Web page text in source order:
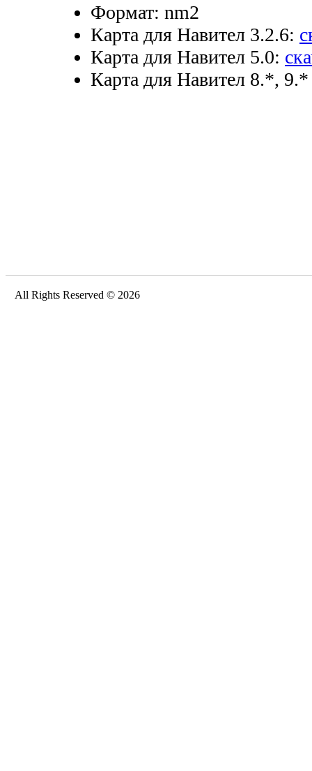
Формат: nm2
Карта для Навител 3.2.6:
Карта для Навител 5.0:
Карта для Навител 8.*,
All Rights Reserved © 2026